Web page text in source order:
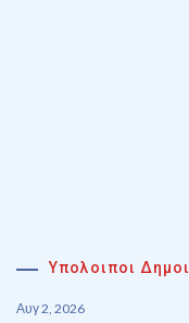
Υπολοιποι Δημοι
Αυγ 2, 2026